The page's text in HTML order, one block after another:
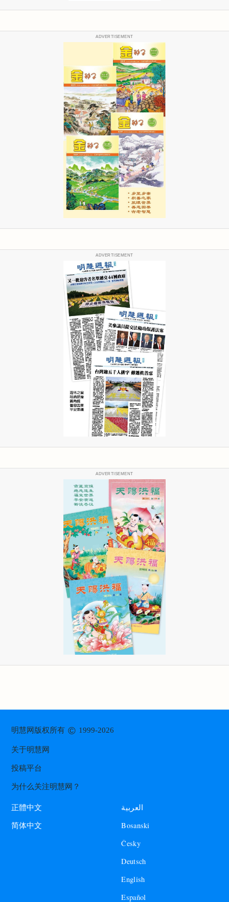
ADVERTISEMENT
ADVERTISEMENT
ADVERTISEMENT
明慧网版权所有© 1999-2026
关于明慧网
投稿平台
为什么关注明慧网？
正體中文
简体中文
العربية
Bosanski
Česky
Deutsch
English
Español